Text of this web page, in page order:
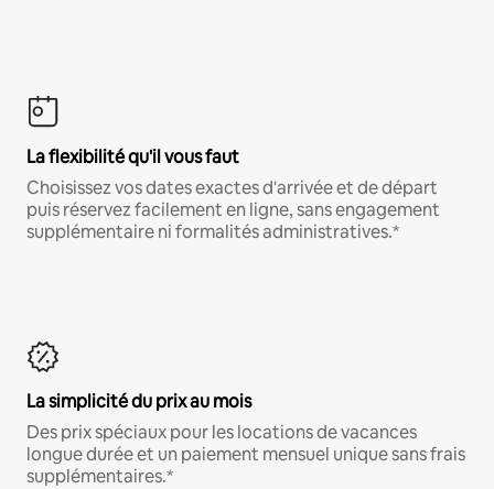
La flexibilité qu'il vous faut
Choisissez vos dates exactes d'arrivée et de départ
puis réservez facilement en ligne, sans engagement
supplémentaire ni formalités administratives.*
La simplicité du prix au mois
Des prix spéciaux pour les locations de vacances
longue durée et un paiement mensuel unique sans frais
supplémentaires.*